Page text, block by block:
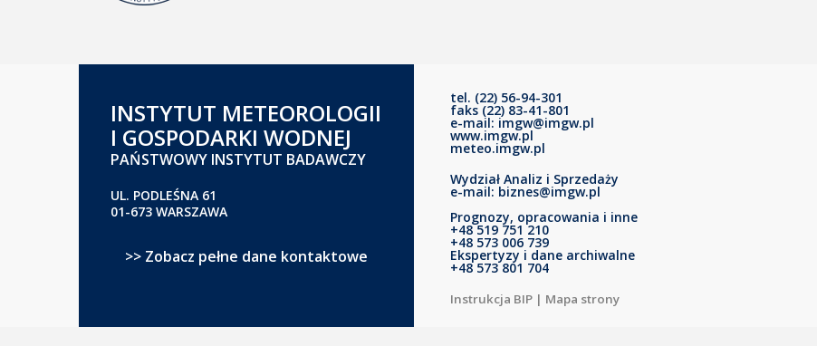
INSTYTUT METEOROLOGII
I GOSPODARKI WODNEJ
PAŃSTWOWY INSTYTUT BADAWCZY
UL. PODLEŚNA 61
01-673 WARSZAWA
>> Zobacz pełne dane kontaktowe
tel. (22) 56-94-301
faks (22) 83-41-801
e-mail: imgw@imgw.pl
www.imgw.pl
meteo.imgw.pl
Wydział Analiz i Sprzedaży
e-mail: biznes@imgw.pl
Prognozy, opracowania i inne
+48 519 751 210
+48 573 006 739
Ekspertyzy i dane archiwalne
+48 573 801 704
Instrukcja BIP | Mapa strony